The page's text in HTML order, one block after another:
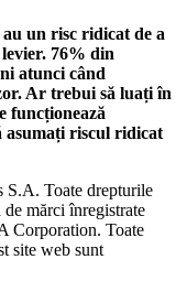
un risc ridicat de a
76% din
atunci când
Ar trebui să luați în
funcționează
asumați riscul ridicat
Toate drepturile
mărci înregistrate
Corporation. Toate
site web sunt